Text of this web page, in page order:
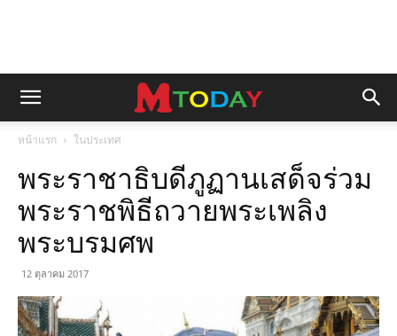
หน้าแรก ในประเทศ
พระราชาธิบดีภูฏานเสด็จร่วม
พระราชพิธีถวายพระเพลิง
พระบรมศพ
12 ตุลาคม 2017